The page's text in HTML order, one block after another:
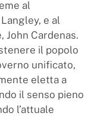
al
e al
John Cardenas.
il popolo
unificato,
eletta a
il senso pieno
l’attuale